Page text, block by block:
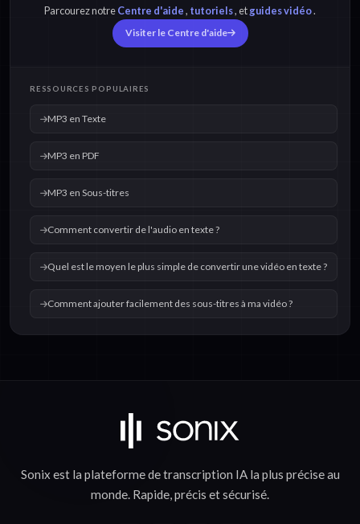
Parcourez notreCentre d'aide, tutoriels, etguides vidéo.
Visiter le Centre d'aide
RESSOURCES POPULAIRES
MP3 en Texte
MP3 en PDF
MP3 en Sous-titres
Comment convertir de l'audio en texte ?
Quel est le moyen le plus simple de convertir une vidéo en texte ?
Comment ajouter facilement des sous-titres à ma vidéo ?
Sonix est la plateforme detranscription IAla plus précise au
monde. Rapide,précis etsécurisé.